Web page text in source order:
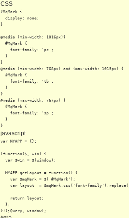
CSS
#MqMark {
  display: none;
}
@media (min-width: 1016px){
  #MqMark {
    font-family: 'pc';
  }
}
@media (min-width: 768px) and (max-width: 1015px) {
  #MqMark {
    font-family: 'tb';
  }
}
@media (max-width: 767px) {
  #MqMark {
    font-family: 'sp';
  }
}
javascript
var MYAPP = {};
(function($, win) {
  var $win = $(window);
  MYAPP.getLayout = function() {
    var $mqMark = $('#MqMark');
var layout  = $mqMark.css('font-
    return layout;
  };
})(jQuery, window);